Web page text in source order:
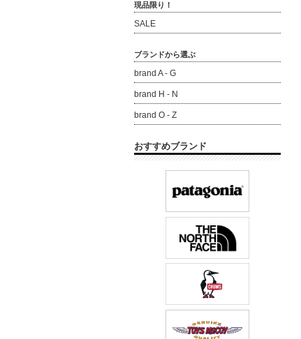
現品限り！
SALE
ブランドから選ぶ
brand A - G
brand H - N
brand O - Z
おすすめブランド